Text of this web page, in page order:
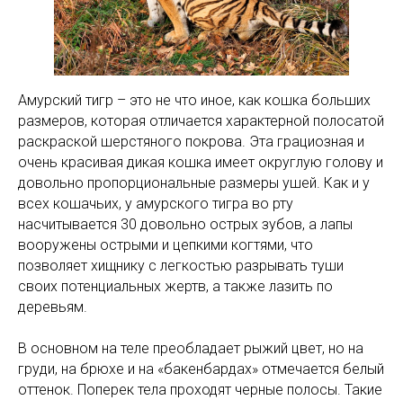
Амурский тигр – это не что иное, как кошка больших
размеров, которая отличается характерной полосатой
раскраской шерстяного покрова. Эта грациозная и
очень красивая дикая кошка имеет округлую голову и
довольно пропорциональные размеры ушей. Как и у
всех кошачьих, у амурского тигра во рту
насчитывается 30 довольно острых зубов, а лапы
вооружены острыми и цепкими когтями, что
позволяет хищнику с легкостью разрывать туши
своих потенциальных жертв, а также лазить по
деревьям.
В основном на теле преобладает рыжий цвет, но на
груди, на брюхе и на «бакенбардах» отмечается белый
оттенок. Поперек тела проходят черные полосы. Такие